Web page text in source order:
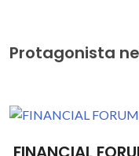
Protagonista